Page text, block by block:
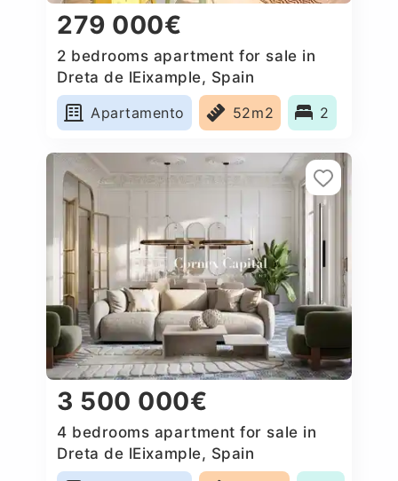
279 000€
2 bedrooms apartment for sale in
Dreta de lEixample, Spain
Apartamento
52m2 2
3 500 000€
4 bedrooms apartment for sale in
Dreta de lEixample, Spain